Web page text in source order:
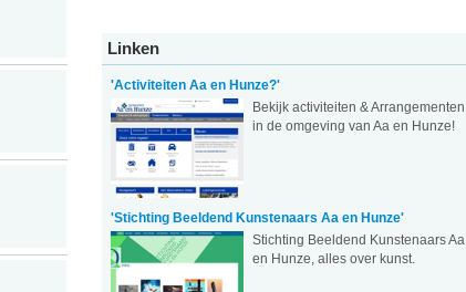
Linken
'Activiteiten Aa en Hunze?'
Bekijk activiteiten & Arrangementen
in de omgeving van Aa en Hunze!
'Stichting Beeldend Kunstenaars Aa en Hunze'
Stichting Beeldend Kunstenaars Aa
en Hunze, alles over kunst.